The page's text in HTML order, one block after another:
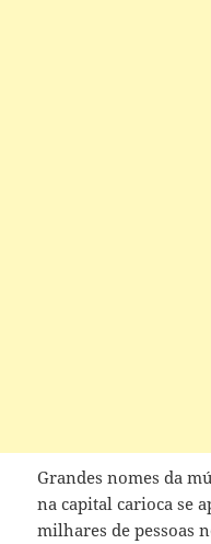
Grandes nomes da
na capital carioca se
milhares de pessoas